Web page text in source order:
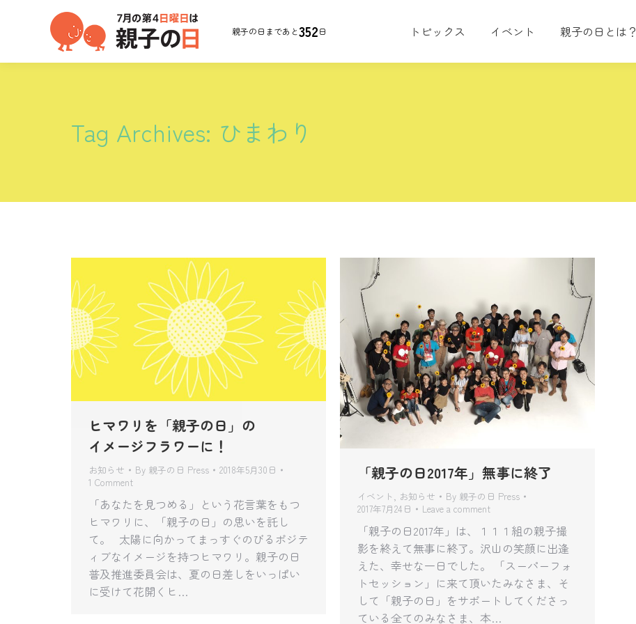
親子の日まであと352日 トピックス イベント 親子の日とは？
Tag Archives: ひまわり
ヒマワリを「親子の日」の
イメージフラワーに！
お知らせ By 親子の日 Press
2018年5月30日
1 Comment
「あなたを見つめる」という花言葉をもつ
ヒマワリに、「親子の日」の思いを託し
て。 太陽に向かってまっすぐのびるポジテ
ィブなイメージを持つヒマワリ。親子の日
普及推進委員会は、夏の日差しをいっぱい
に受けて花開くヒ…
「親子の日2017年」無事に終了
イベント , お知らせ By 親子の日 Press
2017年7月24日
Leave a comment
「親子の日2017年」は、１１１組の親子撮
影を終えて無事に終了。沢山の笑顔に出逢
えた、幸せな一日でした。 「スーパーフォ
トセッション」に来て頂いたみなさま、そ
して「親子の日」をサポートしてくださっ
ている全てのみなさま、本…